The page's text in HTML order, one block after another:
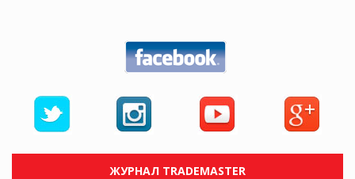
ЖУРНАЛ TRADEMASTER